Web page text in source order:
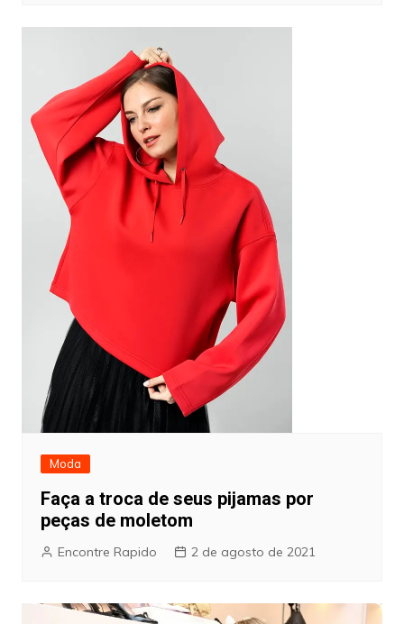
Moda
Faça a troca de seus pijamas por
peças de moletom
Encontre Rapido 2 de agosto de 2021